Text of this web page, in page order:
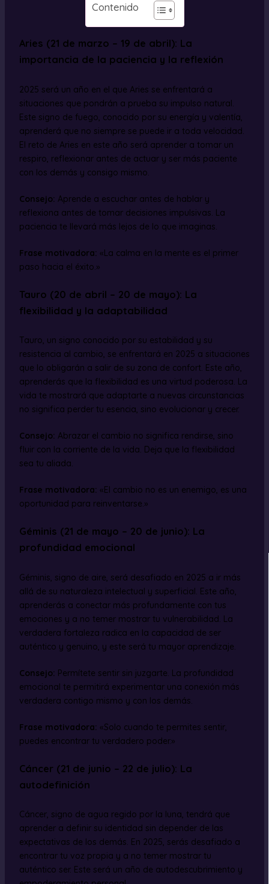
Contenido
Aries (21 de marzo – 19 de abril): La
importancia de la paciencia y la reflexión
2025 será un año en el que Aries se enfrentará a
situaciones que pondrán a prueba su impulso natural.
Este signo de fuego, conocido por su energía y valentía,
aprenderá que no siempre se puede ir a toda velocidad.
El reto de Aries en este año será aprender a tomar un
respiro, reflexionar antes de actuar y ser más paciente
con los demás y consigo mismo.
Consejo: Aprende a escuchar antes de hablar y
reflexiona antes de tomar decisiones impulsivas. La
paciencia te llevará más lejos de lo que imaginas.
Frase motivadora: «La calma en la mente es el primer
paso hacia el éxito.»
Tauro (20 de abril – 20 de mayo): La
flexibilidad y la adaptabilidad
Tauro, un signo conocido por su estabilidad y su
resistencia al cambio, se enfrentará en 2025 a situaciones
que lo obligarán a salir de su zona de confort. Este año,
aprenderás que la flexibilidad es una virtud poderosa. La
vida te mostrará que adaptarte a nuevas circunstancias
no significa perder tu esencia, sino evolucionar y crecer.
Consejo: Abrazar el cambio no significa rendirse, sino
fluir con la corriente de la vida. Deja que la flexibilidad
sea tu aliada.
Frase motivadora: «El cambio no es un enemigo, es una
oportunidad para reinventarse.»
Géminis (21 de mayo – 20 de junio): La
profundidad emocional
Géminis, signo de aire, será desafiado en 2025 a ir más
allá de su naturaleza intelectual y superficial. Este año,
aprenderás a conectar más profundamente con tus
emociones y a no temer mostrar tu vulnerabilidad. La
verdadera fortaleza radica en la capacidad de ser
auténtico y genuino, y este será tu mayor aprendizaje.
Consejo: Permítete sentir sin juzgarte. La profundidad
emocional te permitirá experimentar una conexión más
verdadera contigo mismo y con los demás.
Frase motivadora: «Solo cuando te permites sentir,
puedes encontrar tu verdadero poder.»
Cáncer (21 de junio – 22 de julio): La
autodefinición
Cáncer, signo de agua regido por la luna, tendrá que
aprender a definir su identidad sin depender de las
expectativas de los demás. En 2025, serás desafiado a
encontrar tu voz propia y a no temer mostrar tu
auténtico ser. Este será un año de autodescubrimiento y